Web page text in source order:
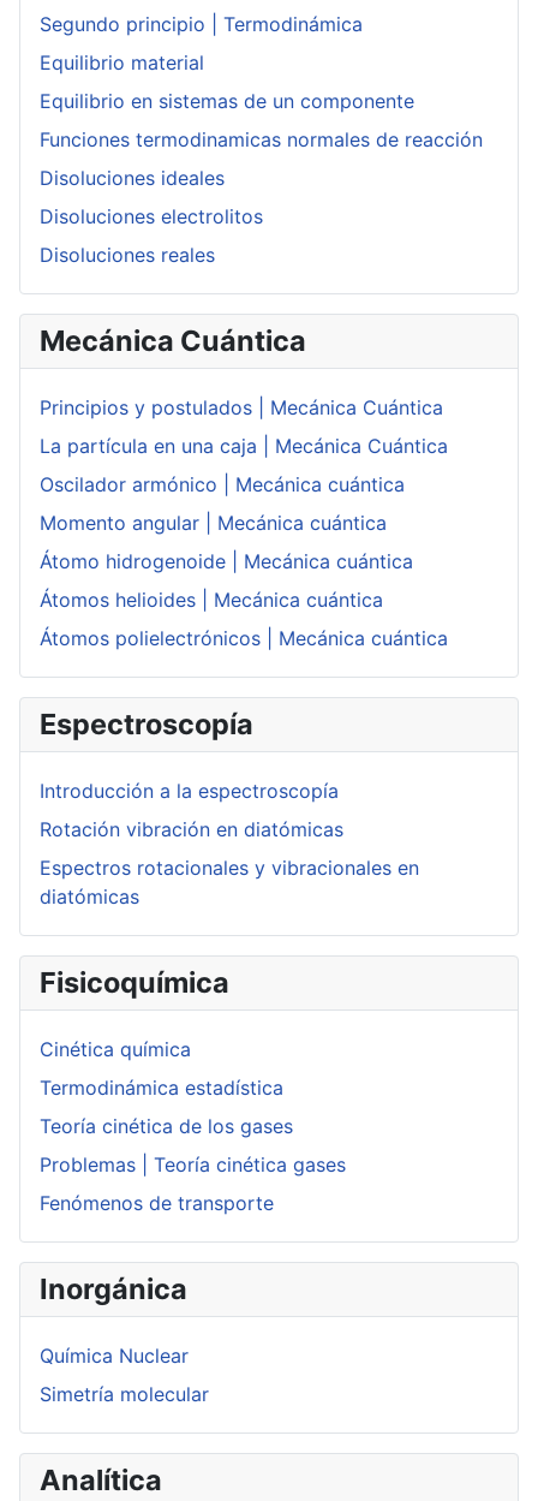
Segundo principio | Termodinámica
Equilibrio material
Equilibrio en sistemas de un componente
Funciones termodinamicas normales de reacción
Disoluciones ideales
Disoluciones electrolitos
Disoluciones reales
Mecánica Cuántica
Principios y postulados | Mecánica Cuántica
La partícula en una caja | Mecánica Cuántica
Oscilador armónico | Mecánica cuántica
Momento angular | Mecánica cuántica
Átomo hidrogenoide | Mecánica cuántica
Átomos helioides | Mecánica cuántica
Átomos polielectrónicos | Mecánica cuántica
Espectroscopía
Introducción a la espectroscopía
Rotación vibración en diatómicas
Espectros rotacionales y vibracionales en
diatómicas
Fisicoquímica
Cinética química
Termodinámica estadística
Teoría cinética de los gases
Problemas | Teoría cinética gases
Fenómenos de transporte
Inorgánica
Química Nuclear
Simetría molecular
Analítica